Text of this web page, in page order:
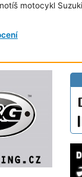
motocykl